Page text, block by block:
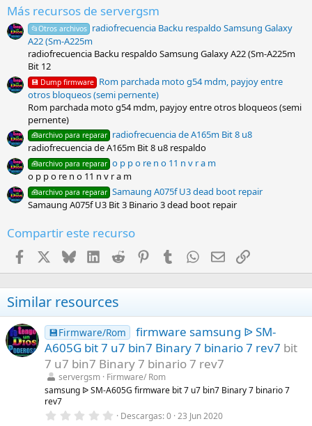
t
r
e
l
l
a
s
)
Más recursos de servergsm
📂Otros archivos radiofrecuencia Backu respaldo Samsung Galaxy
A22 (Sm-A225m
radiofrecuencia Backu respaldo Samsung Galaxy A22 (Sm-A225m
Bit 12
💾 Dump firmware Rom parchada moto g54 mdm, payjoy entre
otros bloqueos (semi pernente)
Rom parchada moto g54 mdm, payjoy entre otros bloqueos (semi
pernente)
🧰archivo para reparar radiofrecuencia de A165m Bit 8 u8
radiofrecuencia de A165m Bit 8 u8 respaldo
🧰archivo para reparar o p p o re n o 11 n v r a m
o p p o re n o 11 n v r a m
🧰archivo para reparar Samaung A075f U3 dead boot repair
Samaung A075f U3 Bit 3 Binario 3 dead boot repair
Compartir este recurso
Facebook BlueskyLinkedInReddit PinterestTumblr WhatsApp
EmailEnlace
Similar resources
💾Firmware/Rom
firmware samsung ᐉ SM-
A605G bit 7 u7 bin7 Binary 7 binario 7 rev7 bit
7 u7 bin7 Binary 7 binario 7 rev7
servergsm Firmware/ Rom
samsung ᐉ SM-A605G firmware bit 7 u7 bin7 Binary 7 binario 7
rev7
0 Descargas 0 23 Jun 2020